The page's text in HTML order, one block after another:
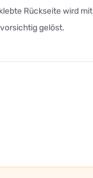
Rückseite wird mit
gelöst.